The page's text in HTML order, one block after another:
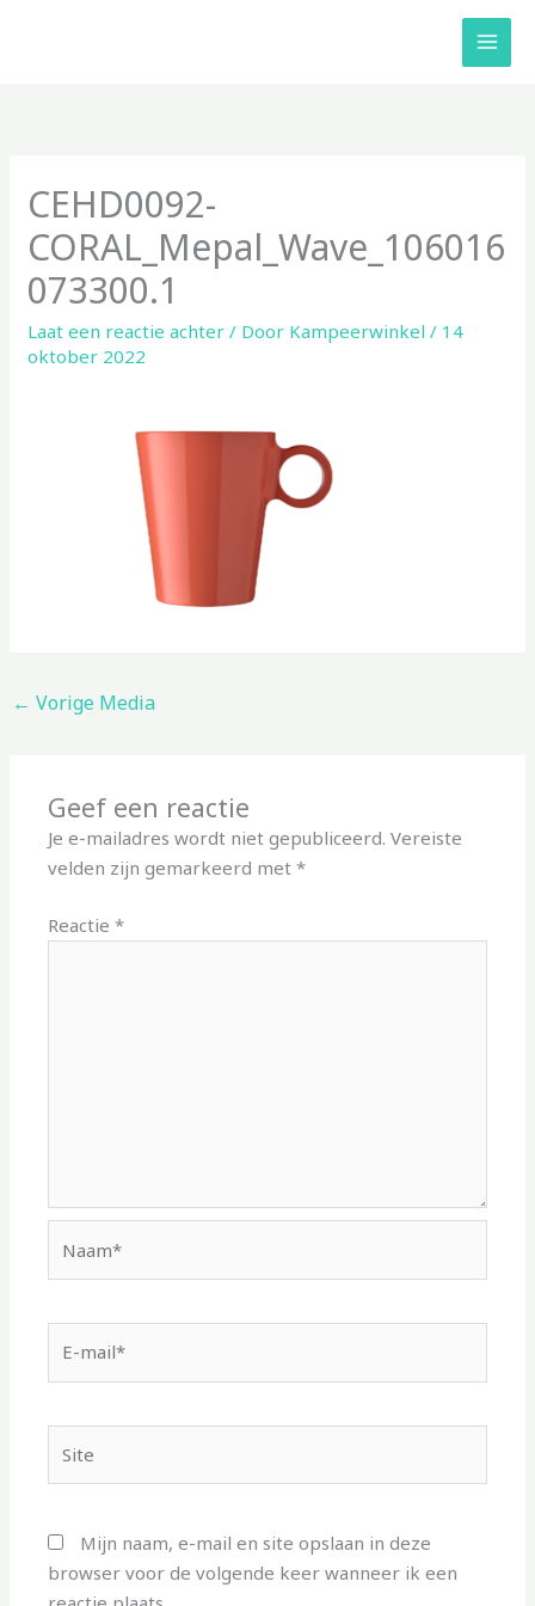
CEHD0092-
CORAL_Mepal_Wave_106016
073300.1
Laat een reactie achter / Door Kampeerwinkel/ 14
oktober 2022
← Vorige Media
Geef een reactie
Je e-mailadres wordt niet gepubliceerd. Vereiste
velden zijn gemarkeerd met*
Reactie*
mail*
Mijn naam, e-mail en site opslaan in deze
browser voor de volgende keer wanneer ik een